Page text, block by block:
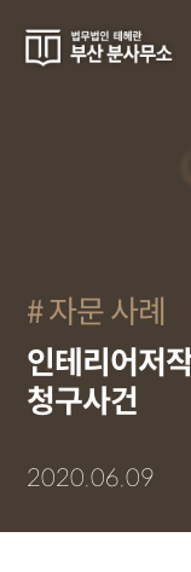
자문 사례
인테리어저
청구사건
2020.06.09